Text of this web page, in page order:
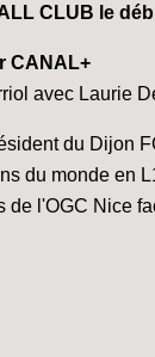
CLUB le
CANAL+
avec Laurie
du Dijon
du monde en
de l'OGC Nice